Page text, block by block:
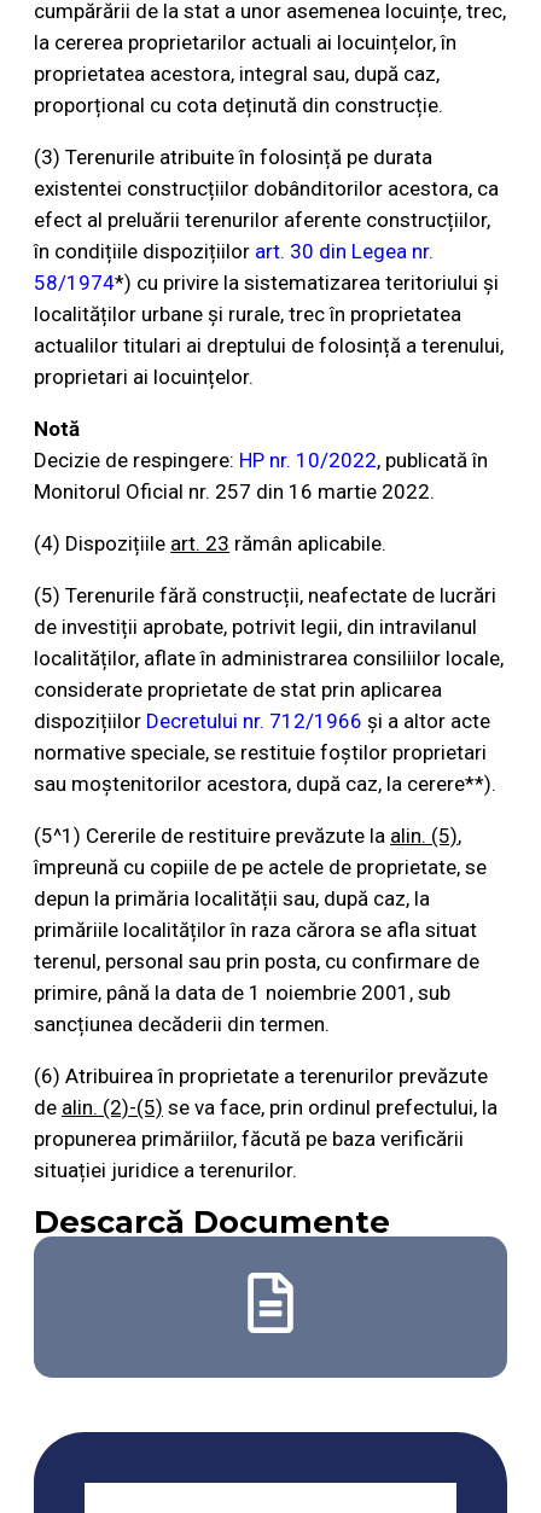
cumpărării de la stat a unor asemenea locuințe, trec,
la cererea proprietarilor actuali ai locuințelor, în
proprietatea acestora, integral sau, după caz,
proporțional cu cota deținută din construcție.
(3) Terenurile atribuite în folosință pe durata
existentei construcțiilor dobânditorilor acestora, ca
efect al preluării terenurilor aferente construcțiilor,
în condițiile dispozițiilor art. 30 din Legea nr.
58/1974*) cu privire la sistematizarea teritoriului și
localităților urbane și rurale, trec în proprietatea
actualilor titulari ai dreptului de folosință a terenului,
proprietari ai locuințelor.
Notă
Decizie de respingere: HP nr. 10/2022, publicată în
Monitorul Oficial nr. 257 din 16 martie 2022.
(4) Dispozițiile art. 23 rămân aplicabile.
(5) Terenurile fără construcții, neafectate de lucrări
de investiții aprobate, potrivit legii, din intravilanul
localităților, aflate în administrarea consiliilor locale,
considerate proprietate de stat prin aplicarea
dispozițiilor Decretului nr. 712/1966 și a altor acte
normative speciale, se restituie foștilor proprietari
sau moștenitorilor acestora, după caz, la cerere**).
(5^1) Cererile de restituire prevăzute la alin. (5),
împreună cu copiile de pe actele de proprietate, se
depun la primăria localității sau, după caz, la
primăriile localităților în raza cărora se afla situat
terenul, personal sau prin posta, cu confirmare de
primire, până la data de 1 noiembrie 2001, sub
sancțiunea decăderii din termen.
(6) Atribuirea în proprietate a terenurilor prevăzute
de alin. (2)-(5) se va face, prin ordinul prefectului, la
propunerea primăriilor, făcută pe baza verificării
situației juridice a terenurilor.
Descarcă Documente